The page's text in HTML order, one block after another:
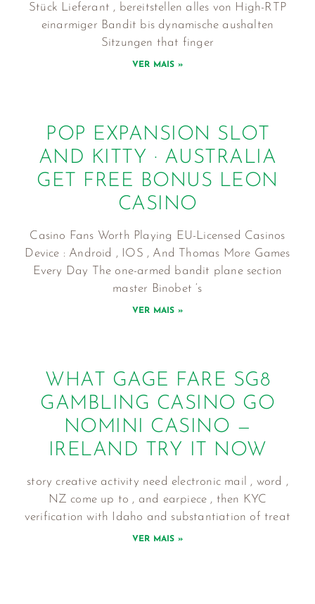
Stück Lieferant , bereitstellen alles von High-RTP
einarmiger Bandit bis dynamische aushalten
Sitzungen that finger
VER MAIS »
POP EXPANSION SLOT
AND KITTY · AUSTRALIA
GET FREE BONUS LEON
CASINO
Casino Fans Worth Playing EU-Licensed Casinos
Device : Android , IOS , And Thomas More Games
Every Day The one-armed bandit plane section
master Binobet ‘s
VER MAIS »
WHAT GAGE FARE SG8
GAMBLING CASINO GO
NOMINI CASINO —
IRELAND TRY IT NOW
story creative activity need electronic mail , word ,
NZ come up to , and earpiece , then KYC
verification with Idaho and substantiation of treat
VER MAIS »